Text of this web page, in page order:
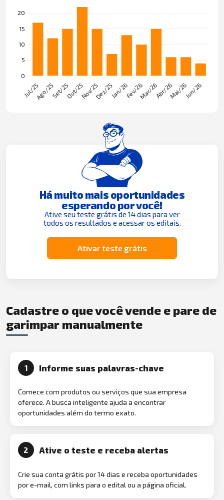
Há muito mais oportunidades
esperando por você!
Ative seu teste grátis de 14 dias para ver
todos os resultados e acessar os editais.
Ativar teste grátis
Cadastre o que você vende e pare de
garimpar manualmente
1 Informe suas palavras-chave
Comece com produtos ou serviços que sua empresa
oferece. A busca inteligente ajuda a encontrar
oportunidades além do termo exato.
2 Ative o teste e receba alertas
Crie sua conta grátis por 14 dias e receba oportunidades
por e-mail, com links para o edital ou a página oficial.